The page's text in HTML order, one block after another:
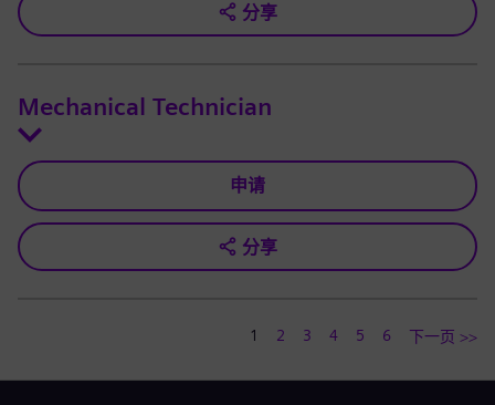
分享
Mechanical Technician
申请
分享
1 2 3 4 5 6 下一页 >>